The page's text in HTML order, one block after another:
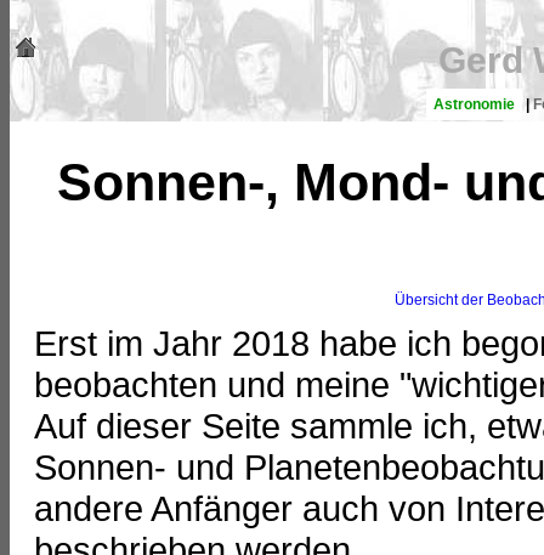
Gerd
Astronomie |
Sonnen-, Mond-
Übersicht der
Erst im Jahr 2018 habe ich
beobachten und meine
Auf dieser Seite sammle ich,
Sonnen- und
andere Anfänger auch von